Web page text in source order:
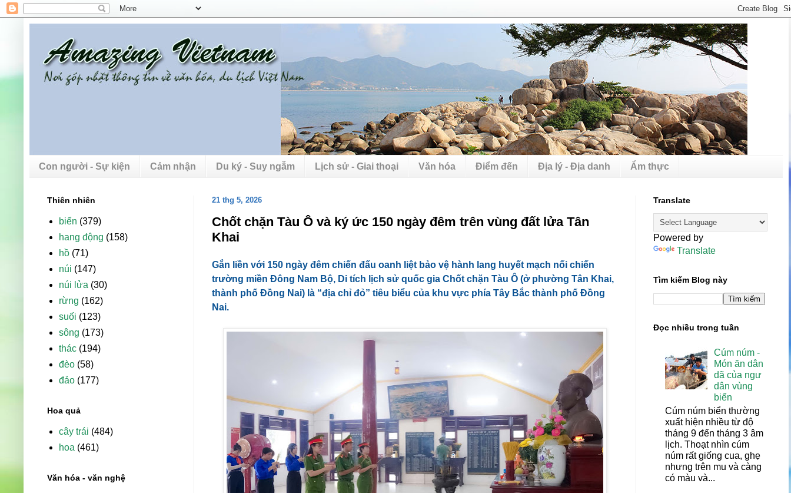
Con người - Sự kiện Cảm nhận Du ký - Suy ngẫm Lịch sử - Giai thoại Văn hóa Điểm đến Địa lý - Địa danh Ẩm thực
21 thg 5, 2026
Chốt chặn Tàu Ô và ký ức 150 ngày đêm trên vùng đất lửa Tân
Khai
Gắn liền với 150 ngày đêm chiến đấu oanh liệt bảo vệ hành lang huyết mạch nối chiến
trường miền Đông Nam Bộ, Di tích lịch sử quốc gia Chốt chặn Tàu Ô (ở phường Tân Khai,
thành phố Đồng Nai) là “địa chỉ đỏ” tiêu biểu của khu vực phía Tây Bắc thành phố Đồng
Nai.
Thiên nhiên
biển (379)
hang động (158)
hồ (71)
núi (147)
núi lửa (30)
rừng (162)
suối (123)
sông (173)
thác (194)
đèo (58)
đảo (177)
Hoa quả
cây trái (484)
hoa (461)
Văn hóa - văn nghệ
Translate
Powered by
Translate
Tìm kiếm Blog này
Đọc nhiều trong tuần
Cúm núm -
Món ăn dân
dã của ngư
dân vùng
biển
Cúm núm biển thường
xuất hiện nhiều từ độ
tháng 9 đến tháng 3 âm
lịch. Thoạt nhìn cúm
núm rất giống cua, ghẹ
nhưng trên mu và càng
có màu và...